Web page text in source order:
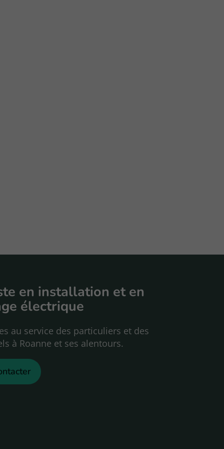
en installation et en
électrique
au service des particuliers et des
à Roanne et ses alentours.